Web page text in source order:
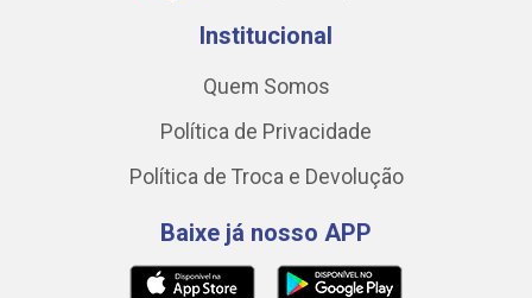
Institucional
Quem Somos
Política de Privacidade
Política de Troca e Devolução
Baixe já nosso APP